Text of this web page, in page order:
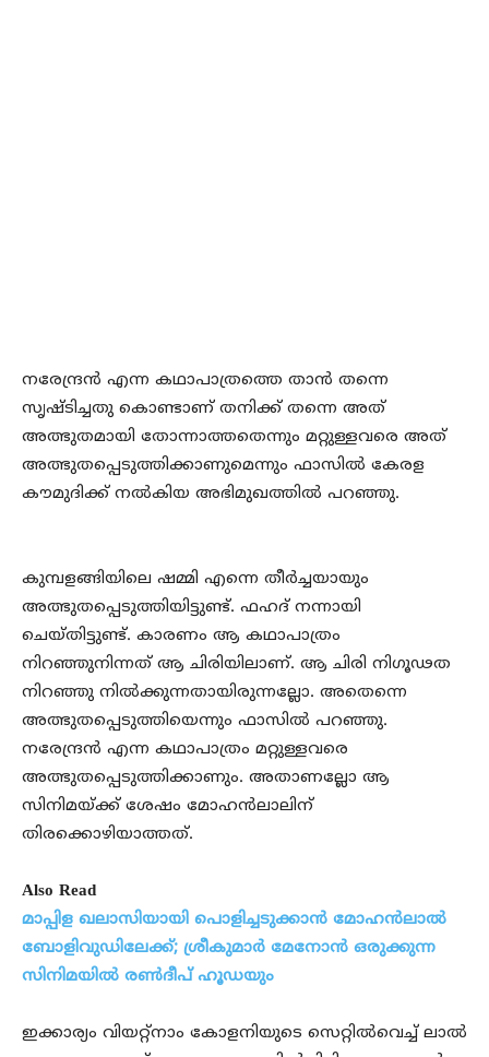
നരേന്ദ്രൻ എന്ന കഥാപാത്രത്തെ താൻ തന്നെ
സൃഷ്ടിച്ചതു കൊണ്ടാണ് തനിക്ക് തന്നെ അത്
അത്ഭുതമായി തോന്നാത്തതെന്നും മറ്റുള്ളവരെ അത്
അത്ഭുതപ്പെടുത്തിക്കാണുമെന്നും ഫാസിൽ കേരള
കൗമുദിക്ക് നൽകിയ അഭിമുഖത്തിൽ പറഞ്ഞു.
കുമ്പളങ്ങിയിലെ ഷമ്മി എന്നെ തീർച്ചയായും
അത്ഭുതപ്പെടുത്തിയിട്ടുണ്ട്. ഫഹദ് നന്നായി
ചെയ്തിട്ടുണ്ട്. കാരണം ആ കഥാപാത്രം
നിറഞ്ഞുനിന്നത് ആ ചിരിയിലാണ്. ആ ചിരി നിഗൂഢത
നിറഞ്ഞു നിൽക്കുന്നതായിരുന്നല്ലോ. അതെന്നെ
അത്ഭുതപ്പെടുത്തിയെന്നും ഫാസിൽ പറഞ്ഞു.
നരേന്ദ്രൻ എന്ന കഥാപാത്രം മറ്റുള്ളവരെ
അത്ഭുതപ്പെടുത്തിക്കാണും. അതാണല്ലോ ആ
സിനിമയ്ക്ക് ശേഷം മോഹൻലാലിന്
തിരക്കൊഴിയാത്തത്.
Also Read
മാപ്പിള ഖലാസിയായി പൊളിച്ചടുക്കാൻ മോഹൻലാൽ
ബോളിവുഡിലേക്ക്; ശ്രീകുമാർ മേനോൻ ഒരുക്കുന്ന
സിനിമയിൽ രൺദീപ് ഹൂഡയും
ഇക്കാര്യം വിയറ്റ്നാം കോളനിയുടെ സെറ്റിൽവെച്ച് ലാൽ